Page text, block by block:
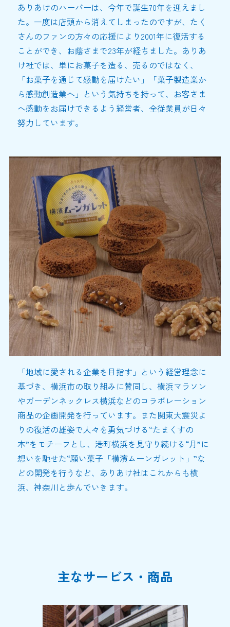
ありあけのハーバーは、今年で誕生70年を迎えまし
た。一度は店頭から消えてしまったのですが、たく
さんのファンの方々の応援により2001年に復活する
ことができ、お蔭さまで23年が経ちました。ありあ
け社では、単にお菓子を造る、売るのではなく、
「お菓子を通じて感動を届けたい」「菓子製造業か
ら感動創造業へ」という気持ちを持って、お客さま
へ感動をお届けできるよう経営者、全従業員が日々
努力しています。
「地域に愛される企業を目指す」という経営理念に
基づき、横浜市の取り組みに賛同し、横浜マラソン
やガーデンネックレス横浜などのコラボレーション
商品の企画開発を行っています。また関東大震災よ
りの復活の雄姿で人々を勇気づける“たまくすの
木”をモチーフとし、港町横浜を見守り続ける“月”に
想いを馳せた“願い菓子「横濱ムーンガレット」”な
どの開発を行うなど、ありあけ社はこれからも横
浜、神奈川と歩んでいきます。
主なサービス・商品